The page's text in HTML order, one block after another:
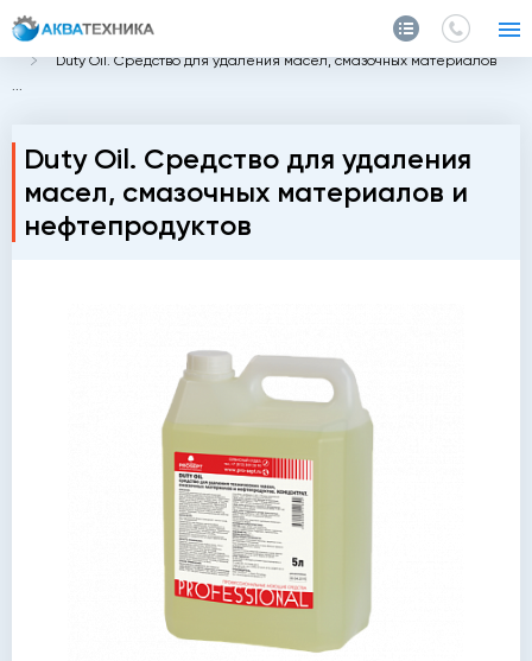
Главная Каталог
Спецсредства
Duty Oil. Средство для удаления масел, смазочных материалов
...
Duty Oil. Средство для удаления
масел, смазочных материалов и
нефтепродуктов